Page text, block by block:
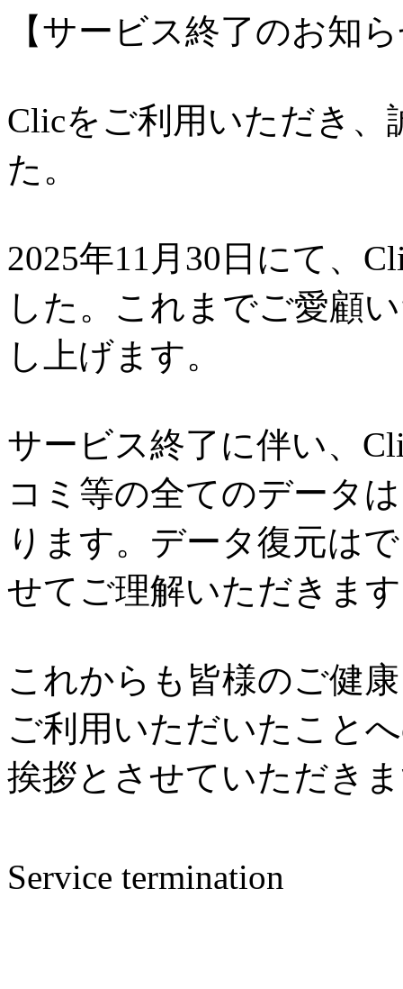
【サービス終了のお知
Clicをご利用いただき
た。
2025年11月30日にて、
した。これまでご愛顧
し上げます。
サービス終了に伴い、
コミ等の全てのデータ
ります。データ復元は
せてご理解いただきま
これからも皆様のご健
ご利用いただいたこと
挨拶とさせていただき
Service termination